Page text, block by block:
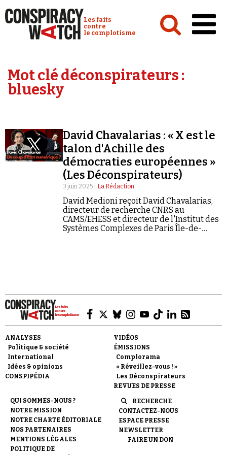
Conspiracy Watch :
Les faits
contre
le complotisme
Analyses
Émissions
Revues de presse
Newsletter
Demander à Vera
Mot clé déconspirateurs :
bluesky
David Chavalarias : « X est le
talon d'Achille des
démocraties européennes »
(Les Déconspirateurs)
3 juin 2025 | La Rédaction
David Medioni reçoit David Chavalarias,
directeur de recherche CNRS au
CAMS/EHESS et directeur de l'Institut des
Systèmes Complexes de Paris Île-de-
ANALYSES
Politique & société
International
Idées & opinions
CONSPIPÉDIA
VIDÉOS
ÉMISSIONS
Complorama
« Réveillez-vous ! »
Les Déconspirateurs
REVUES DE PRESSE
QUI SOMMES-NOUS ?
NOTRE MISSION
NOTRE CHARTE ÉDITORIALE
NOS PARTENAIRES
MENTIONS LÉGALES
POLITIQUE DE
RECHERCHE
CONTACTEZ-NOUS
ESPACE PRESSE
NEWSLETTER
FAIRE UN DON